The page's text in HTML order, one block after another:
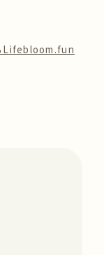
Lifebloom.fun